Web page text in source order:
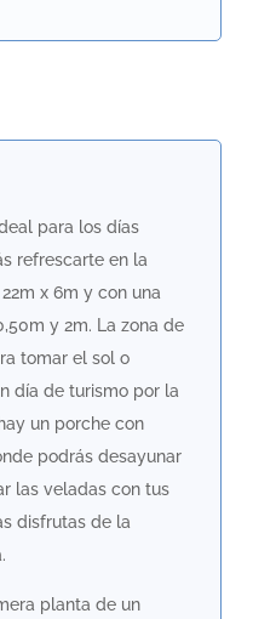
para los días
refrescarte en la
x 6m y con una
y 2m. La zona de
tomar el sol o
día de turismo por la
un porche con
podrás desayunar
las veladas con tus
disfrutas de la
planta de un